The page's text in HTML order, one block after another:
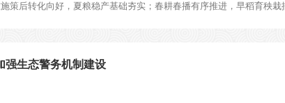
策后转化向好，夏粮稳产基础夯实；春耕春播有序推进，早稻育秧栽
强生态警务机制建设